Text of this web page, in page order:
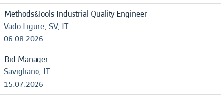
Methods&Tools Industrial Quality Engineer
Vado Ligure, SV, IT
06.08.2026
Bid Manager
Savigliano, IT
15.07.2026